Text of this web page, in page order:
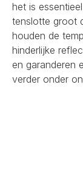
het is
tenslotte groot
houden de
hinderlijke
en garanderen
verder onder